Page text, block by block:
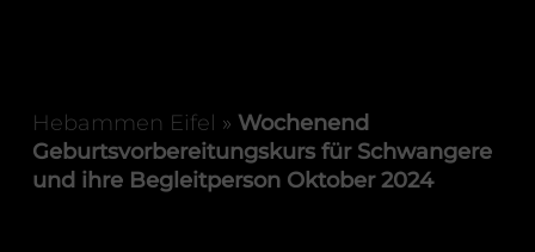
Hebammen Eifel » Wochenend
Geburtsvorbereitungskurs für Schwangere
und ihre Begleitperson Oktober 2024